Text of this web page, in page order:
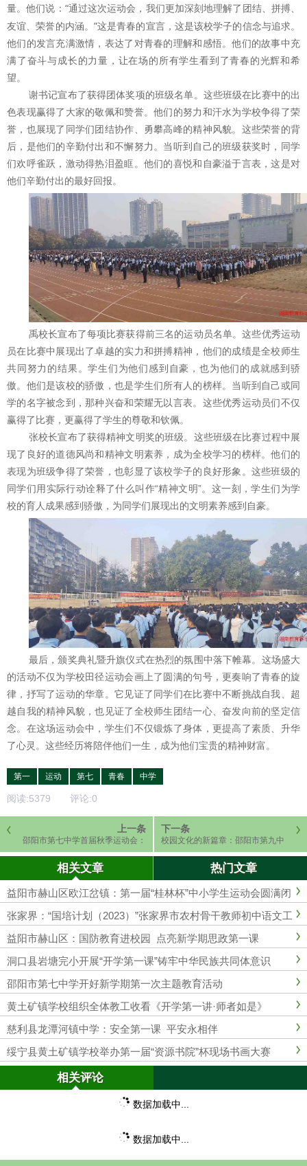
量。他们说： “通过这次运动会，我们更加深刻地理解了团结、拼搏、
友谊、荣誉的内涵。”这是青春的宣言，这是该校学子的信念与追求。
他们的发言充满激情，表达了对青春的理解和感悟。他们的故事中充
满了奋斗与成长的力量，让在场的所有学生看到了青春的光辉和希
望。
谢书记宣布了获得团体奖项的班级名单。这些班级在比赛中的出
色表现赢得了大家的敬佩和赞誉。他们的努力和汗水为学校争得了荣
誉，也展现了同学们团结协作、勇攀高峰的精神风貌。这些荣誉的背
后，是他们的辛勤付出和不懈努力。当听到自己的班级获奖时，同学
们欢呼雀跃，激动得热泪盈眶。他们的喜悦和自豪溢于言表，这是对
他们辛勤付出的最好回报。
禹校长宣布了每项比赛获得前三名的运动员名单。这些优秀运动
员在比赛中展现出了卓越的实力和拼搏精神，他们的成绩是全校师生
共同努力的结果。学生们为他们感到自豪，也为他们的成就感到骄
傲。他们是该校的骄傲，也是学生们所有人的榜样。当听到自己或同
学的名字被念到，那种兴奋和荣耀无以言表。这些优秀运动员们不仅
赢得了比赛，更赢得了学生的尊敬和钦佩。
张校长宣布了获得精神文明奖的班级。这些班级在比赛过程中展
现了良好的道德风尚和精神文明素养，成为全校学习的榜样。他们的
表现为班级争得了荣誉，也彰显了该校学子的良好形象。这些班级的
同学们用实际行动诠释了什么叫作“精神文明”。这一刻，学生们为学
校的育人成果感到骄傲，为同学们展现出的文明素养感到自豪。
最后，颁奖典礼暨升旗仪式在热烈的氛围中落下帷幕。这场盛大
的活动不仅为学校田径运动会画上了圆满的句号，更奏响了青春的旋
律，抒写了运动的华章。它见证了同学们在比赛中不断挑战自我、超
越自我的精神风貌，也见证了全校师生团结一心、奋发向前的坚定信
念。在这场运动会中，学生们不仅锻炼了身体，更提高了素质、升华
了心灵。这些经历将陪伴他们一生，成为他们宝贵的精神财富。
第一 运动 第七 青春 中学
阅读:5379 评论:0
上一条
邵阳市第七中学首届秋季运动会：
别开生面的教师接力赛
下一条
校园文化的新篇章：邵阳市第九中
学的教职工拔河比赛
相关文章 热门文章
益阳市赫山区欧江岔镇：第一届“桂林杯”中小学生运动会圆满闭
幕
张家界：“国培计划（2023）”张家界市农村骨干教师初中语文工
作坊（A0801-1）项目举行第一次线下集中研修
益阳市赫山区：国防教育进校园 点亮新学期思政第一课
洞口县岩塘完小开展“开学第一课”铸牢中华民族共同体意识
邵阳市第七中学开好新学期第一次主题教育活动
黄土矿镇学校组织全体教工收看《开学第一讲·师者如是》
慈利县龙潭河镇中学：安全第一课 平安永相伴
绥宁县黄土矿镇学校举办第一届“资源书院”杯现场书画大赛
相关评论
数据加载中...
数据加载中...